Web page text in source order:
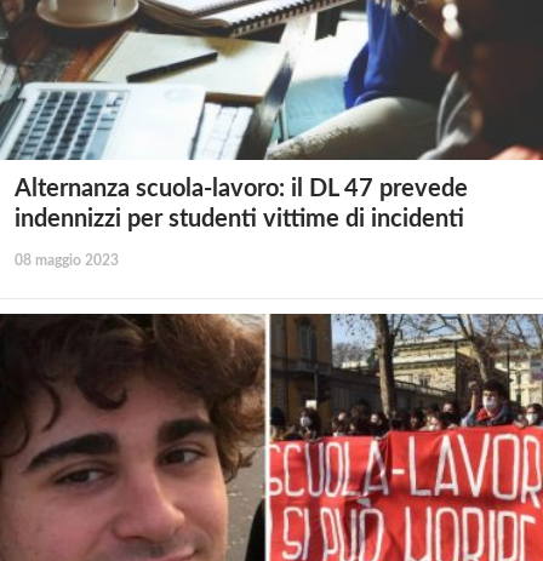
Alternanza scuola-lavoro: il DL 47 prevede
indennizzi per studenti vittime di incidenti
08 maggio 2023